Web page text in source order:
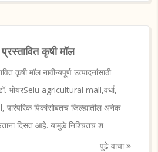
कृषी मॉल
कृषी मॉल नावीन्यपूर्ण उत्पादनांसाठी
भोयरSelu agricultural mall,वर्धा,
पिकांसोबतच जिल्ह्यातील अनेक
दिसत आहे. यामुळे निश्चितच श
पुढे वाचा